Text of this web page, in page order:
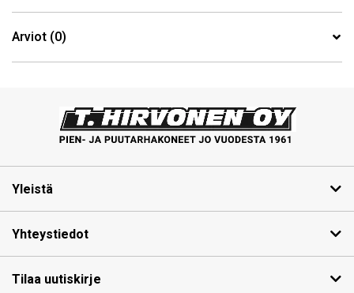
Arviot (0)
Yleistä
Yhteystiedot
Tilaa uutiskirje